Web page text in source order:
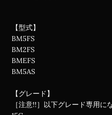
【型式】
BM5FS
BM2FS
BMEFS
BM5AS
【グレード】
［注意!!］以下グレード専用に